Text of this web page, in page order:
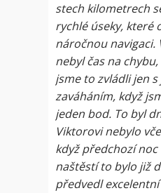
stech kilometrech
rychlé úseky, které
náročnou navigaci.
nebyl čas na
jsme to zvládli jen
zaváháním, když
jeden bod. To byl
Viktorovi nebylo
když předchozí noc
naštěstí to bylo již
předvedl